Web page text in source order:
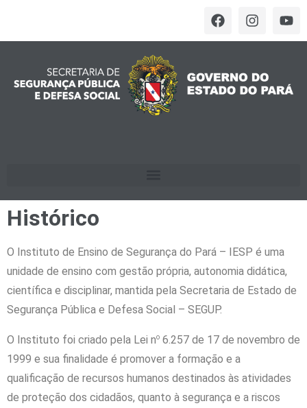
Histórico
O Instituto de Ensino de Segurança do Pará – IESP é uma
unidade de ensino com gestão própria, autonomia didática,
científica e disciplinar, mantida pela Secretaria de Estado de
Segurança Pública e Defesa Social – SEGUP.
O Instituto foi criado pela Lei no 6.257 de 17 de novembro de
1999 e sua finalidade é promover a formação e a
qualificação de recursos humanos destinados às atividades
de proteção dos cidadãos, quanto à segurança e a riscos